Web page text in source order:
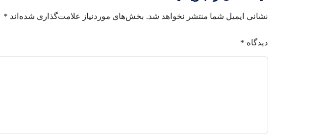
نشانی ایمیل شما منتشر نخواهد شد. بخش‌های موردنیاز علامت‌گذاری شده‌اند *
دیدگاه *